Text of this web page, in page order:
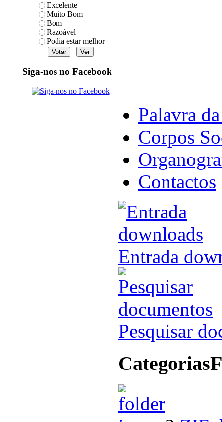
Excelente
Muito Bom
Bom
Razoável
Podia estar melhor
Siga-nos no Facebook
Palavra
Corpos
Contactos
Entrada
Pesquisar
Categorias